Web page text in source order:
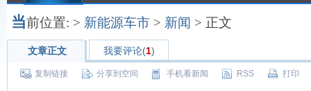
当前位置: > 新能源车市 > 新闻 > 正文
文章正文 我要评论(1)
复制链接 分享到空间 手机看新闻 RSS 打印